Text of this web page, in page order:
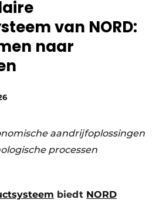
in België
van NORD:
naar
aandrijfoplossingen
processen
biedt NORD